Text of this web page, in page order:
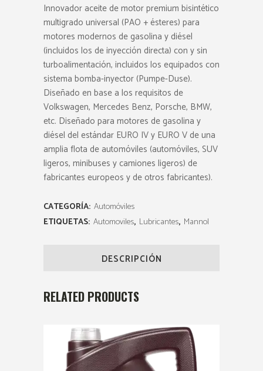
Innovador aceite de motor premium bisintético
multigrado universal (PAO + ésteres) para
motores modernos de gasolina y diésel
(incluidos los de inyección directa) con y sin
turboalimentación, incluidos los equipados con
sistema bomba-inyector (Pumpe-Duse).
Diseñado en base a los requisitos de
Volkswagen, Mercedes Benz, Porsche, BMW,
etc. Diseñado para motores de gasolina y
diésel del estándar EURO IV y EURO V de una
amplia flota de automóviles (automóviles, SUV
ligeros, minibuses y camiones ligeros) de
fabricantes europeos y de otros fabricantes).
CATEGORÍA: Automóviles
ETIQUETAS: Automoviles, Lubricantes, Mannol
DESCRIPCIÓN
RELATED PRODUCTS